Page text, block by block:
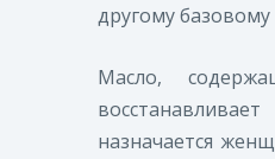
другому базовому
Масло,
назначается